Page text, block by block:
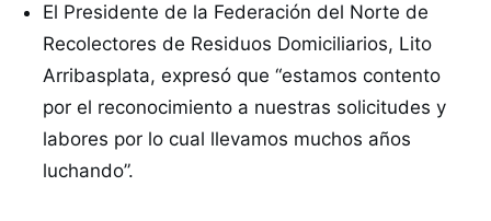
El Presidente de la Federación del Norte de
Recolectores de Residuos Domiciliarios, Lito
Arribasplata, expresó que “estamos contento
por el reconocimiento a nuestras solicitudes y
labores por lo cual llevamos muchos años
luchando”.